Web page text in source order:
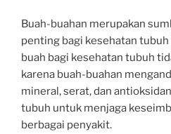
Buah-buahan merupakan
penting bagi kesehatan
buah bagi kesehatan tubuh
karena buah-buahan
mineral, serat, dan
tubuh untuk menjaga
berbagai penyakit.